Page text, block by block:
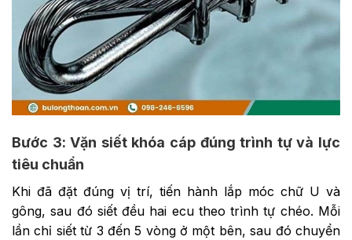
Bước 3: Vặn siết khóa cáp đúng trình tự và lực
tiêu chuẩn
Khi đã đặt đúng vị trí, tiến hành lắp móc chữ U và
gông, sau đó siết đều hai ecu theo trình tự chéo. Mỗi
lần chỉ siết từ 3 đến 5 vòng ở một bên, sau đó chuyển